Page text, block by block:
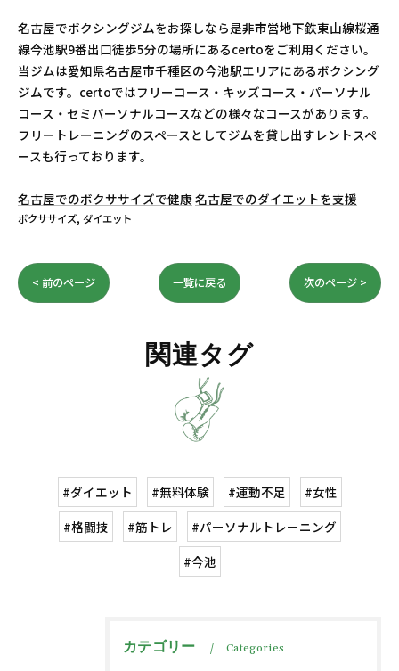
名古屋でボクシングジムをお探しなら是非市営地下鉄東山線桜通
線今池駅9番出口徒歩5分の場所にあるcertoをご利用ください。
当ジムは愛知県名古屋市千種区の今池駅エリアにあるボクシング
ジムです。certoではフリーコース・キッズコース・パーソナル
コース・セミパーソナルコースなどの様々なコースがあります。
フリートレーニングのスペースとしてジムを貸し出すレントスペ
ースも行っております。
名古屋でのボクササイズで健康名古屋でのダイエットを支援
ボクササイズ ダイエット
< 前のページ 一覧に戻る 次のページ >
関連タグ
#ダイエット #無料体験 #運動不足
#女性
#格闘技
#筋トレ
#パーソナルトレーニング
#今池
カテゴリー Categories